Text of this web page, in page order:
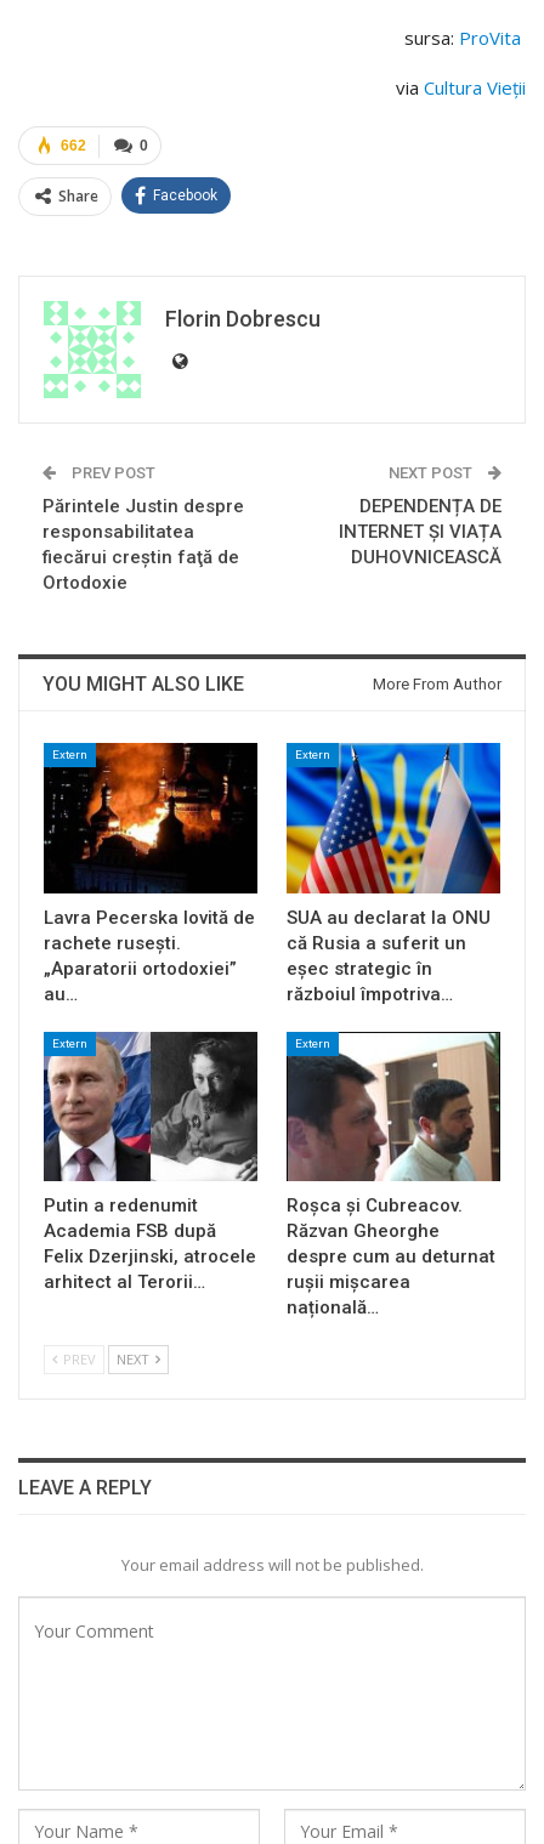
sursa: ProVita
via Cultura Vieții
0
662
Share Facebook
Florin Dobrescu
PREV POST
Părintele Justin despre
responsabilitatea
fiecărui creştin faţă de
Ortodoxie
NEXT POST
DEPENDENȚA DE
INTERNET ȘI VIAȚA
DUHOVNICEASCĂ
YOU MIGHT ALSO LIKE More From Author
Extern
Lavra Pecerska lovită de
rachete rusești.
„Aparatorii ortodoxiei”
au…
Extern
SUA au declarat la ONU
că Rusia a suferit un
eșec strategic în
războiul împotriva…
Extern
Putin a redenumit
Academia FSB după
Felix Dzerjinski, atrocele
arhitect al Terorii…
Extern
Roșca și Cubreacov.
Răzvan Gheorghe
despre cum au deturnat
rușii mișcarea
națională…
PREV NEXT
LEAVE A REPLY
Your email address will not be published.